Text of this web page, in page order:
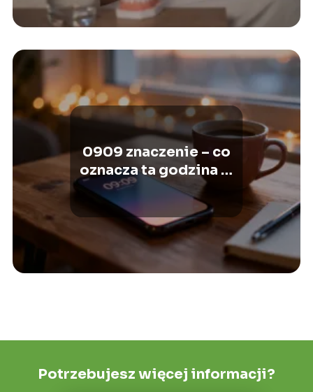
0909 znaczenie – co
oznacza ta godzina w
miłości i życiu?
Potrzebujesz więcej informacji?